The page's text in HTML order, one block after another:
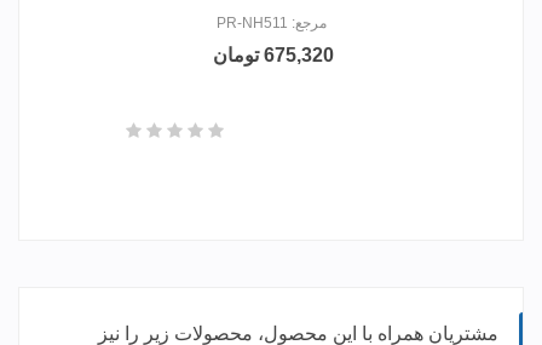
مرجع: PR-NH511
675,320 تومان
مشتریان همراه با این محصول، محصولات زیر را نیز